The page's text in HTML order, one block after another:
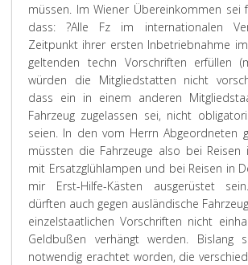
müssen. Im Wiener Übereinkommen sei
dass: ?Alle Fz im internationalen
Zeitpunkt ihrer ersten Inbetriebnahme
geltenden techn Vorschriften erfüllen
würden die Mitgliedstatten nicht
dass ein in einem anderen
Fahrzeug zugelassen sei, nicht
seien. In den vom Herrn Abgeordneten
müssten die Fahrzeuge also bei Reisen
mit Ersatzglühlampen und bei Reisen in
mir Erst-Hilfe-Kästen ausgerüstet
dürften auch gegen ausländische
einzelstaatlichen Vorschriften nicht
Geldbußen verhängt werden.
notwendig erachtet worden, die